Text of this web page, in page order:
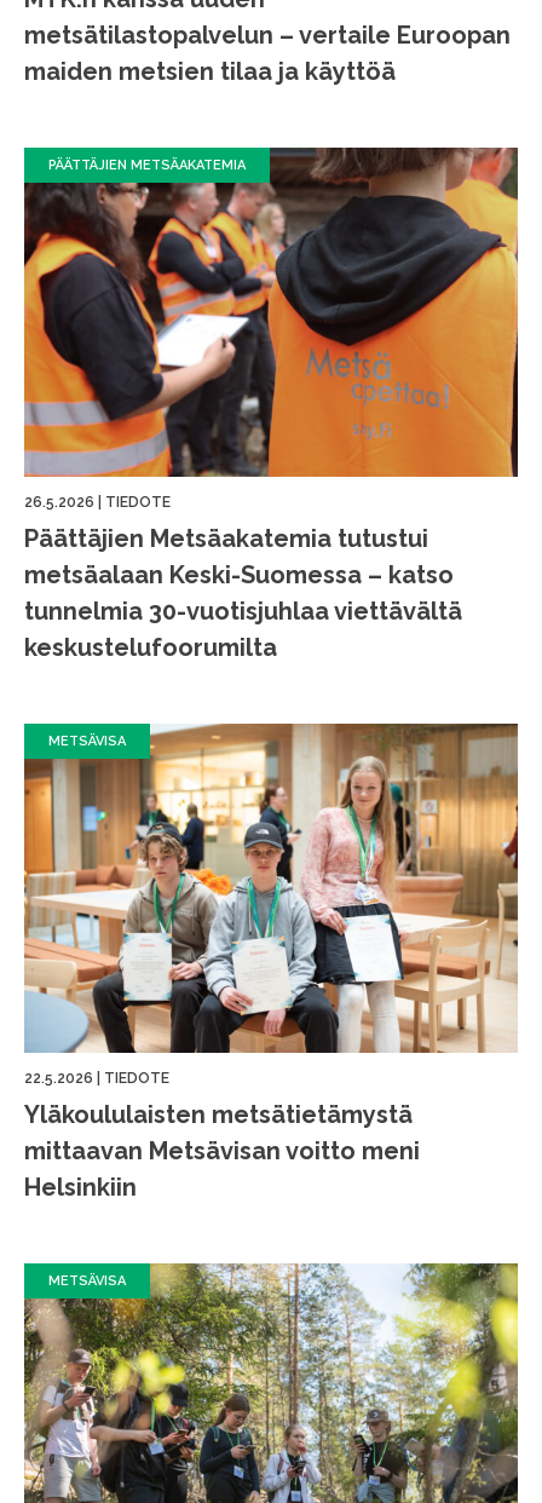
metsätilastopalvelun – vertaile Euroopan
maiden metsien tilaa ja käyttöä
PÄÄTTÄJIEN METSÄAKATEMIA
26.5.2026 TIEDOTE
Päättäjien Metsäakatemia tutustui
metsäalaan Keski-Suomessa – katso
tunnelmia 30-vuotisjuhlaa viettävältä
keskustelufoorumilta
METSÄVISA
22.5.2026 TIEDOTE
Yläkoululaisten metsätietämystä
mittaavan Metsävisan voitto meni
Helsinkiin
METSÄVISA